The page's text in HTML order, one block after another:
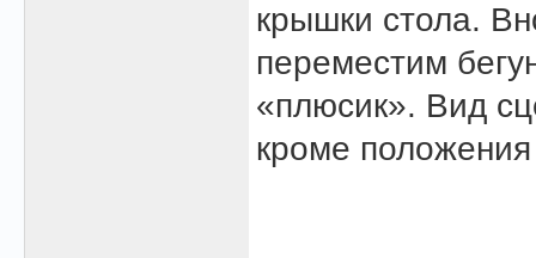
крышки стола.
переместим
«плюсик». Вид
кроме положения